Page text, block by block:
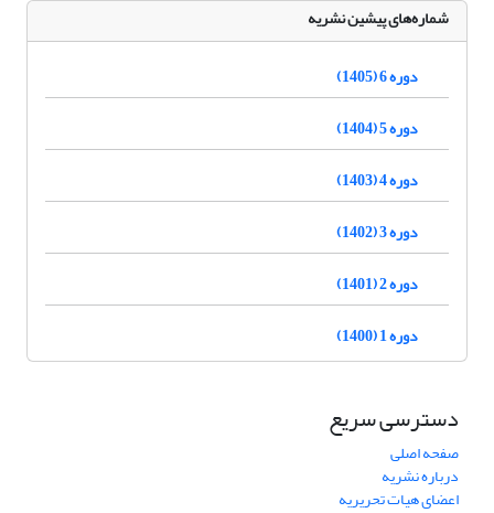
شماره‌های پیشین نشریه
دوره 6 (1405)
دوره 5 (1404)
دوره 4 (1403)
دوره 3 (1402)
دوره 2 (1401)
دوره 1 (1400)
دسترسی سریع
صفحه اصلی
درباره نشریه
اعضای هیات تحریریه